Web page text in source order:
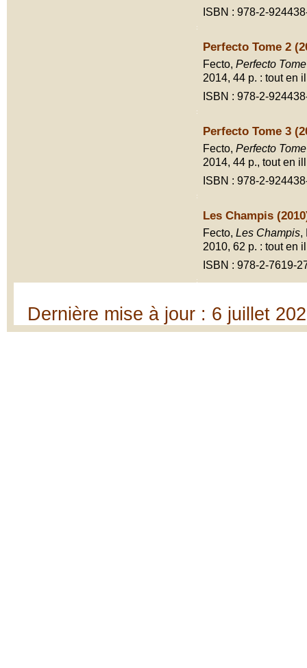
ISBN : 978-2-
Perfecto Tome 2
Fecto, Perfecto
2014, 44 p. : tout en
ISBN : 978-2-
Perfecto Tome 3
Fecto, Perfecto
2014, 44 p., tout en
ISBN : 978-2-
Les Champis
Fecto, Les Champis,
2010, 62 p. : tout en
ISBN : 978-2-7619-
Dernière mise à jour : 6 juillet